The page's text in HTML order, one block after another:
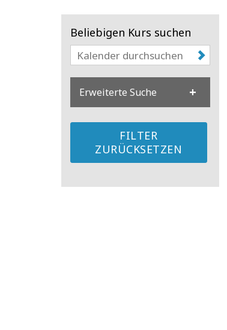
Beliebigen Kurs suchen
Erweiterte Suche
FILTER
ZURÜCKSETZEN